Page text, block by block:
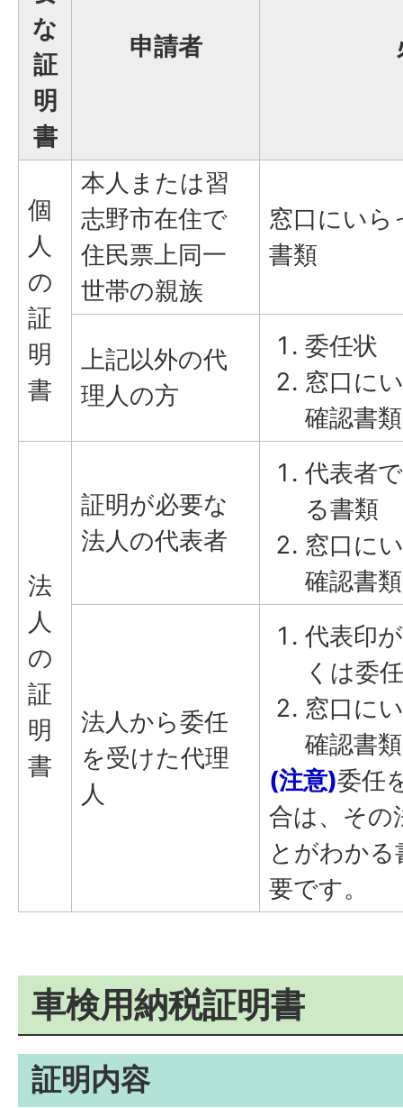
な
証
明
書
申請者
個
人
の
証
明
書
本人または習
志野市在住で
住民票上同一
世帯の親族
窓口にいら
書類
上記以外の代
理人の方
委任状
窓口に
確認書類
法
人
の
証
明
書
証明が必要な
法人の代表者
代表者
る書類
窓口に
確認書類
法人から委任
を受けた代理
人
代表印
くは委
窓口に
確認書類
(注意)委任
合は、その
とがわかる
要です。
車検用納税証明書
証明内容